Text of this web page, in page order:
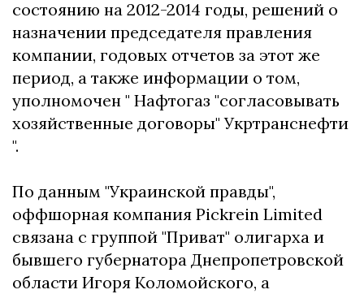
состоянию на 2012-2014 годы, решений о
назначении председателя правления
компании, годовых отчетов за этот же
период, а также информации о том,
уполномочен " Нафтогаз "согласовывать
хозяйственные договоры" Укртранснефти
".
По данным "Украинской правды",
оффшорная компания Pickrein Limited
связана с группой "Приват" олигарха и
бывшего губернатора Днепропетровской
области Игоря Коломойского, а